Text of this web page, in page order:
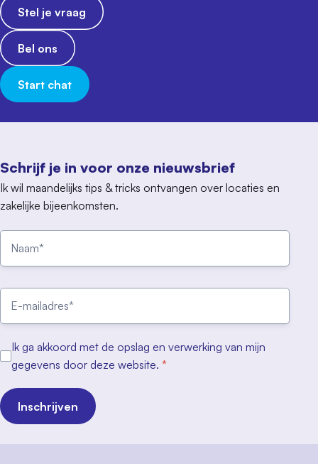
Schrijf je in voor onze nieuwsbrief
Ik wil maandelijks tips & tricks ontvangen over locaties en
zakelijke bijeenkomsten.
Ik ga akkoord met de opslag en verwerking van mijn
gegevens door deze website. *
Inschrijven
Stel je vraag
Bel ons
Start chat